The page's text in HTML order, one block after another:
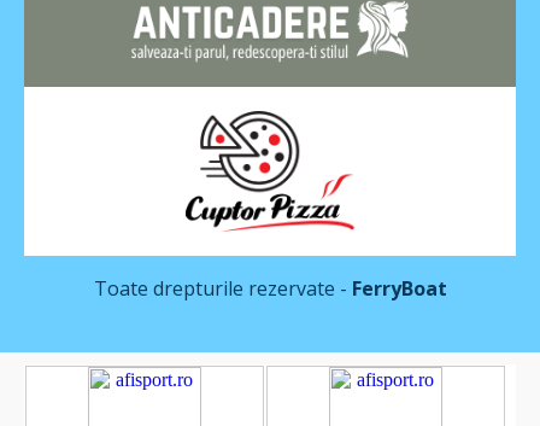
Toate drepturile rezervate - FerryBoat